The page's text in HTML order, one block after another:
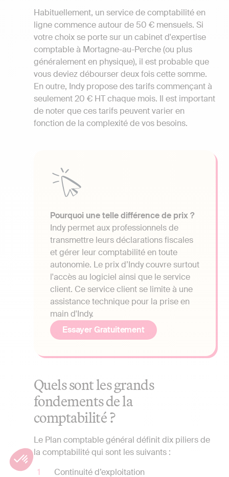
Habituellement, un service de comptabilité en
ligne commence autour de 50 € mensuels. Si
votre choix se porte sur un cabinet d'expertise
comptable à Mortagne-au-Perche (ou plus
généralement en physique), il est probable que
vous deviez débourser deux fois cette somme.
En outre, Indy propose des tarifs commençant à
seulement 20 € HT chaque mois. Il est important
de noter que ces tarifs peuvent varier en
fonction de la complexité de vos besoins.
Pourquoi une telle différence de prix ?
Indy permet aux professionnels de
transmettre leurs déclarations fiscales
et gérer leur comptabilité en toute
autonomie. Le prix d’Indy couvre surtout
l'accès au logiciel ainsi que le service
client. Ce service client se limite à une
assistance technique pour la prise en
main d'Indy.
Essayer Gratuitement
Quels sont les grands
fondements de la
comptabilité ?
Le Plan comptable général définit dix piliers de
la comptabilité qui sont les suivants :
Continuité d’exploitation